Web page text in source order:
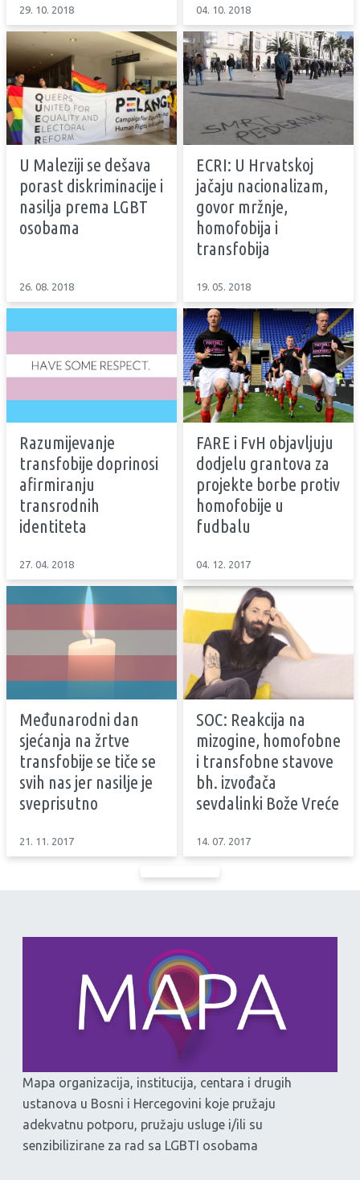
29. 10. 2018 04. 10. 2018
U Maleziji se dešava
porast diskriminacije i
nasilja prema LGBT
osobama
26. 08. 2018
ECRI: U Hrvatskoj
jačaju nacionalizam,
govor mržnje,
homofobija i
transfobija
19. 05. 2018
Razumijevanje
transfobije doprinosi
afirmiranju
transrodnih
identiteta
27. 04. 2018
FARE i FvH objavljuju
dodjelu grantova za
projekte borbe protiv
homofobije u
fudbalu
04. 12. 2017
Međunarodni dan
sjećanja na žrtve
transfobije se tiče se
svih nas jer nasilje je
sveprisutno
21. 11. 2017
SOC: Reakcija na
mizogine, homofobne
i transfobne stavove
bh. izvođača
sevdalinki Bože Vreće
14. 07. 2017
Mapa organizacija, institucija, centara i drugih
ustanova u Bosni i Hercegovini koje pružaju
adekvatnu potporu, pružaju usluge i/ili su
senzibilizirane za rad sa LGBTI osobama